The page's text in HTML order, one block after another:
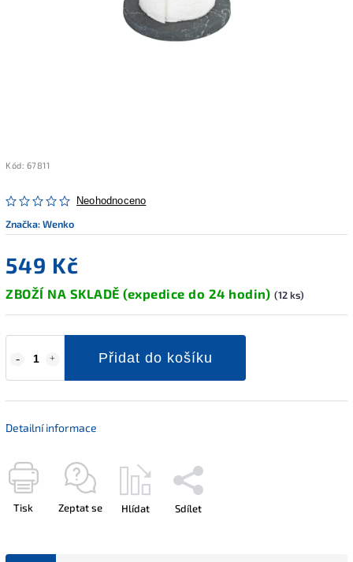
Kód: 67811
Neohodnoceno
Značka:Wenko
549 Kč
ZBOŽÍ NA SKLADĚ (expedice do 24 hodin) (12 ks)
Přidat do košíku
Detailní informace
Tisk Zeptat se Hlídat Sdílet